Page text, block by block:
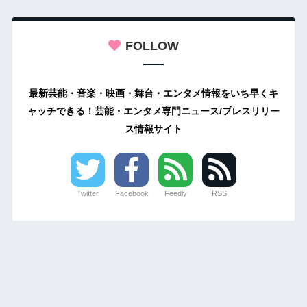
FOLLOW
最新芸能・音楽・映画・舞台・エンタメ情報をいち早くキ
ャッチできる！芸能・エンタメ専門ニュース/プレスリリー
ス情報サイト
Twitter Facebook Feedly RSS